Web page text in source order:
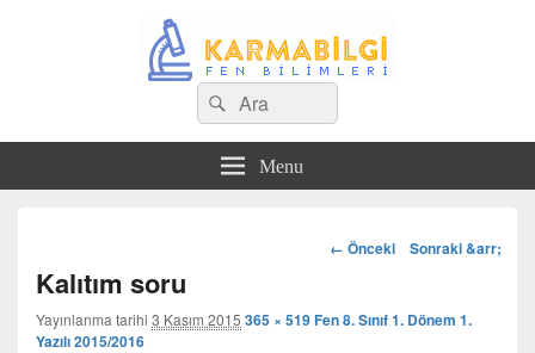
Search
for:
Ara
Menu
Görsel
← Önceki Sonraki &arr;
Kalıtım soru
Yayınlanma tarihi 3 Kasım 2015 365 × 519Fen 8. Sınıf 1. Dönem 1.
Yazılı 2015/2016